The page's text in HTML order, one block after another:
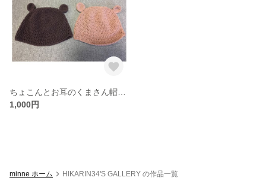
1,000円
minne ホーム HIKARIN34'S GALLERY の作品一覧